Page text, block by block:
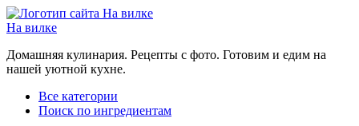
На вилке
Домашняя кулинария. Рецепты с фото. Готовим и едим на
нашей уютной кухне.
Все категории
Поиск по ингредиентам